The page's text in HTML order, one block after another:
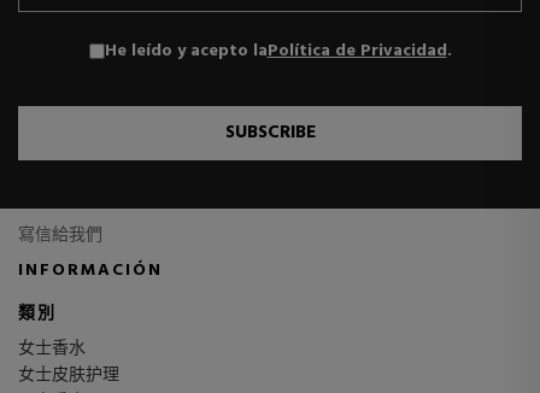
He leído y acepto laPolítica de Privacidad.
SUBSCRIBE
寫信給我們
INFORMACIÓN
類別
女士香水
女士皮肤护理